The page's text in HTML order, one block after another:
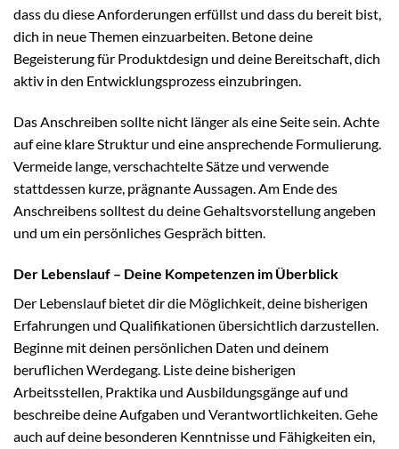
dass du diese Anforderungen erfüllst und dass du bereit bist,
dich in neue Themen einzuarbeiten. Betone deine
Begeisterung für Produktdesign und deine Bereitschaft, dich
aktiv in den Entwicklungsprozess einzubringen.
Das Anschreiben sollte nicht länger als eine Seite sein. Achte
auf eine klare Struktur und eine ansprechende Formulierung.
Vermeide lange, verschachtelte Sätze und verwende
stattdessen kurze, prägnante Aussagen. Am Ende des
Anschreibens solltest du deine Gehaltsvorstellung angeben
und um ein persönliches Gespräch bitten.
Der Lebenslauf – Deine Kompetenzen im Überblick
Der Lebenslauf bietet dir die Möglichkeit, deine bisherigen
Erfahrungen und Qualifikationen übersichtlich darzustellen.
Beginne mit deinen persönlichen Daten und deinem
beruflichen Werdegang. Liste deine bisherigen
Arbeitsstellen, Praktika und Ausbildungsgänge auf und
beschreibe deine Aufgaben und Verantwortlichkeiten. Gehe
auch auf deine besonderen Kenntnisse und Fähigkeiten ein,